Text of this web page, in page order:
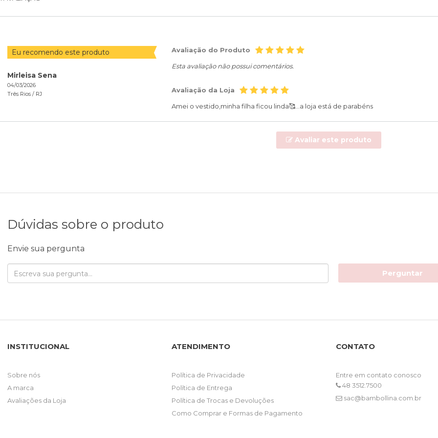
Eu recomendo este produto
Mirleisa Sena
04/03/2026
Três Rios / RJ
Avaliação do Produto
Esta avaliação não possui comentários.
Avaliação da Loja
Amei o vestido,minha filha ficou linda🥰...a loja está de parabéns
Avaliar este produto
Dúvidas sobre o produto
Envie sua pergunta
Perguntar
INSTITUCIONAL
Sobre nós
A marca
Avaliações da Loja
ATENDIMENTO
Política de Privacidade
Política de Entrega
Política de Trocas e Devoluções
Como Comprar e Formas de Pagamento
CONTATO
Entre em contato conosco
48 3512.7500
sac@bambollina.com.br